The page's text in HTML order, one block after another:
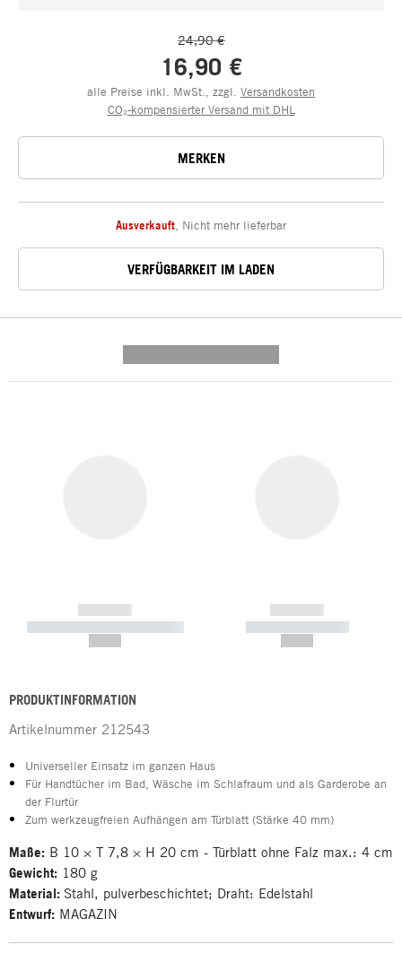
24,90 €
16,90 €
alle Preise inkl. MwSt., zzgl. Versandkosten
CO₂-kompensierter Versand mit DHL
MERKEN
Ausverkauft Nicht mehr lieferbar
VERFÜGBARKEIT IM LADEN
------------
----------- ----------- -----------
------------
----------- -----------
PRODUKTINFORMATION
Artikelnummer 212543
Universeller Einsatz im ganzen Haus
Für Handtücher im Bad, Wäsche im Schlafraum und als Garderobe an
der Flurtür
Zum werkzeugfreien Aufhängen am Türblatt (Stärke 40 mm)
Maße: B 10 × T 7,8 × H 20 cm - Türblatt ohne Falz max.: 4 cm
Gewicht: 180 g
Material: Stahl, pulverbeschichtet; Draht: Edelstahl
Entwurf: MAGAZIN